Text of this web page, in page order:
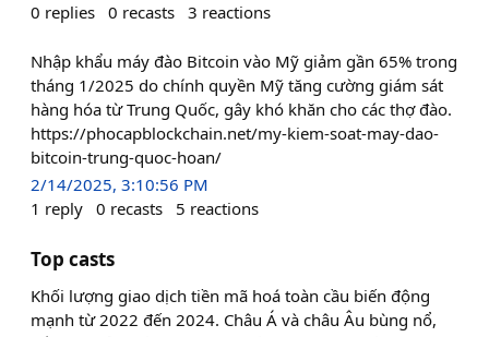
0 replies 0 recasts 3 reactions
Nhập khẩu máy đào Bitcoin vào Mỹ giảm gần 65% trong
tháng 1/2025 do chính quyền Mỹ tăng cường giám sát
hàng hóa từ Trung Quốc, gây khó khăn cho các thợ đào.
https://phocapblockchain.net/my-kiem-soat-may-dao-
bitcoin-trung-quoc-hoan/
2/14/2025, 3:10:56 PM
1 reply 0 recasts 5 reactions
Top casts
Khối lượng giao dịch tiền mã hoá toàn cầu biến động
mạnh từ 2022 đến 2024. Châu Á và châu Âu bùng nổ,